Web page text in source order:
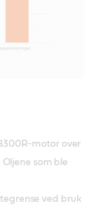
motor over
som ble
ved bruk